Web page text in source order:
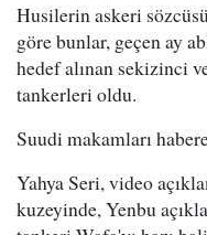
Husilerin askeri
göre bunlar, geçen ay
hedef alınan sekizinci
tankerleri oldu.
Suudi makamları
Yahya Seri, video
kuzeyinde, Yenbu